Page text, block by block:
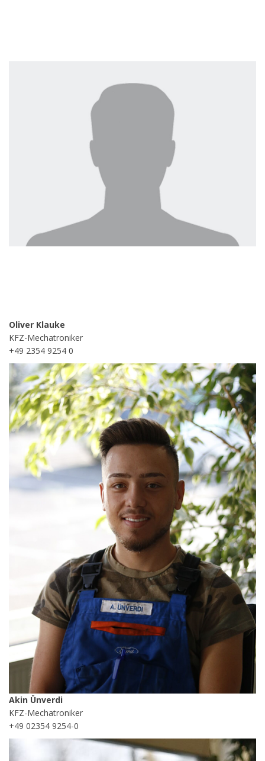
Oliver Klauke
KFZ-Mechatroniker
+49 2354 9254 0
Akin Ünverdi
KFZ-Mechatroniker
+49 02354 9254-0